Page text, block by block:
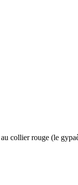
collier rouge (le